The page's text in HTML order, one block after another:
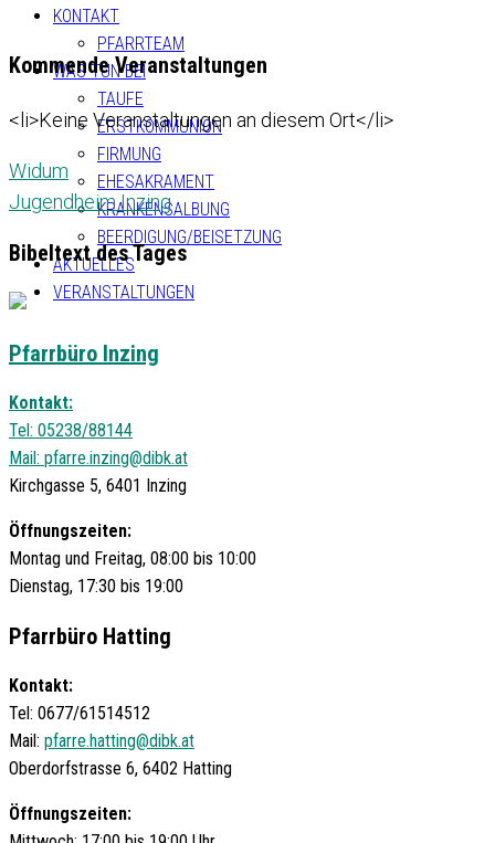
KONTAKT
PFARRTEAM
WAS TUN BEI
TAUFE
ERSTKOMMUNION
FIRMUNG
EHESAKRAMENT
KRANKENSALBUNG
BEERDIGUNG/BEISETZUNG
AKTUELLES
VERANSTALTUNGEN
Kommende Veranstaltungen
<li>Keine Veranstaltungen an diesem Ort</li>
Widum
Jugendheim Inzing
Bibeltext des Tages
Pfarrbüro Inzing
Kontakt:
Tel: 05238/88144
Mail: pfarre.inzing@dibk.at
Kirchgasse 5, 6401 Inzing
Öffnungszeiten:
Montag und Freitag, 08:00 bis 10:00
Dienstag, 17:30 bis 19:00
Pfarrbüro Hatting
Kontakt:
Tel: 0677/61514512
Mail: pfarre.hatting@dibk.at
Oberdorfstrasse 6, 6402 Hatting
Öffnungszeiten: